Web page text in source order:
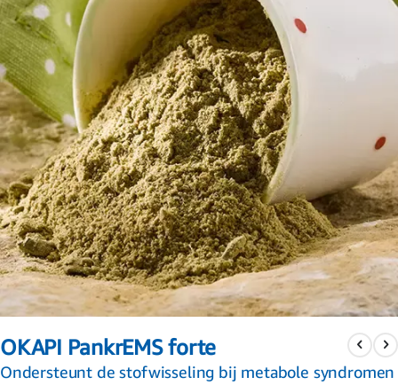
het
van
OKAPI PankrEMS forte
Ondersteunt de stofwisseling bij metabole syndromen